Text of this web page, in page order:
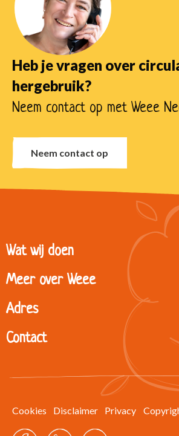
Heb je vragen over
hergebruik?
Neem contact op met Weee
Neem contact op
Site
footer
Wat wij doen
Meer over Weee
Adres
Contact
Cookies Disclaimer Privacy